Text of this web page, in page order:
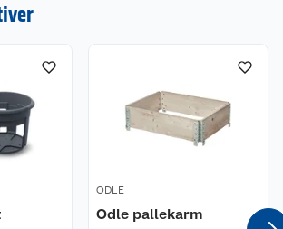
ODLE
Odle pallekarm